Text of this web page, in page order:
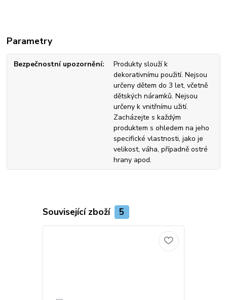
Parametry
Bezpečnostní upozornění
Produkty slouží k
dekorativnímu použití. Nejsou
určeny dětem do 3 let, včetně
dětských náramků. Nejsou
určeny k vnitřnímu užití.
Zacházejte s každým
produktem s ohledem na jeho
specifické vlastnosti, jako je
velikost, váha, případně ostré
hrany apod.
Související zboží 5